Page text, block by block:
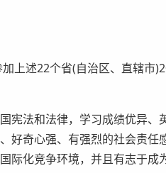
述22个省(自治区、直辖市
法和法律，学习成绩优异、英
好奇心强、有强烈的社会责任
际化竞争环境，并且有志于成